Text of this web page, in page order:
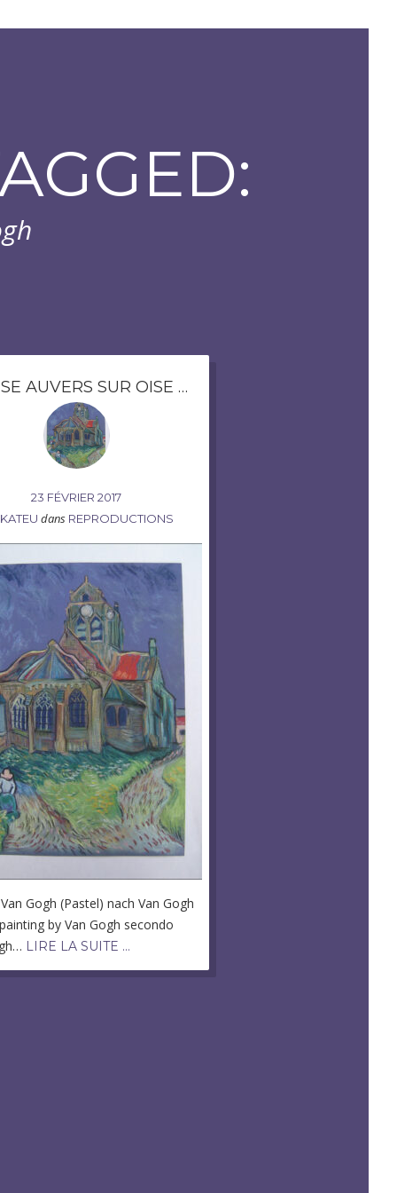
EGLISE AUVERS SUR OISE (COPIE) (2)
23 FÉVRIER 2017
KATEU dans REPRODUCTIONS
Van Gogh (Pastel) nach Van Gogh
by Van Gogh secondo
LIRE LA SUITE …